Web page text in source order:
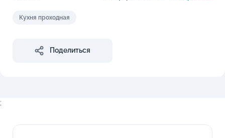
Кухня проходная
Поделиться
;